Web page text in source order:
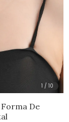
1 /10
De